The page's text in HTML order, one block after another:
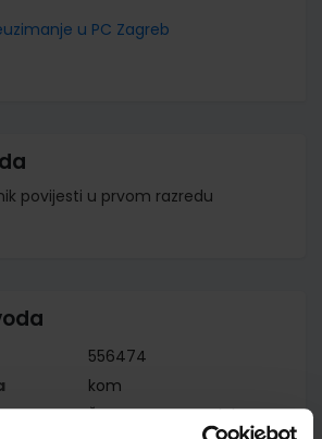
u PC Zagreb
povijesti u prvom razredu
556474
kom
ŠKOLSKA KNJIGA d.d.